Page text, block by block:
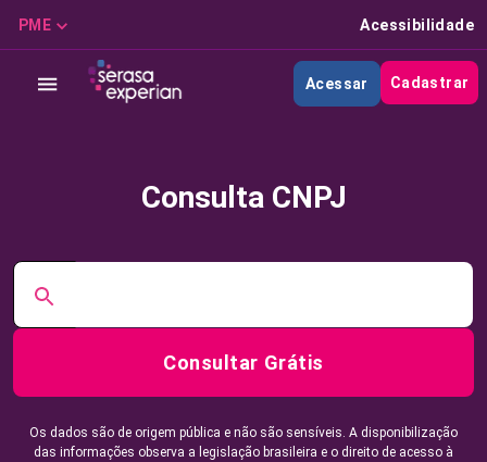
PME Acessibilidade
Acessar Cadastrar
Consulta CNPJ
Consultar Grátis
Os dados são de origem pública e não são sensíveis. A disponibilização
das informações observa a legislação brasileira e o direito de acesso à